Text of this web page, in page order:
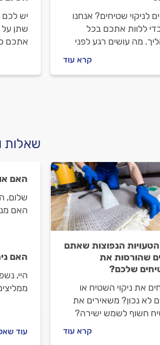
לניקוי שטיחים? אנחנו
ללוות אתכם בכל
מה עושים רגע לפני
וכמה יעלה ניקוי
קרא עוד
יש
שתן על
אתכם
מול?
הנפוצות שאתם
שהורסות את
שלכם?
את ניקוי השטיח או
לא נכון? משאירים את
חשוף לשמש ישירה?
כדי הסרת כתמים
קרא עוד
שאלות
האם
שלום,
האם
האם
היי,
עוד